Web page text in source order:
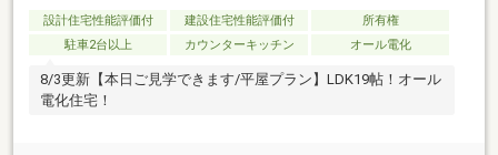
設計住宅性能評価付 建設住宅性能評価付
所有権
駐車2台以上
カウンターキッチン オール電化
8/3更新【本日ご見学できます/平屋プラン】LDK19帖！オール
電化住宅！